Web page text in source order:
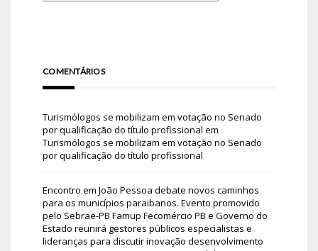
COMENTÁRIOS
Turismólogos se mobilizam em votação no Senado
por qualificação do título profissional em
Turismólogos se mobilizam em votação no Senado
por qualificação do título profissional
Encontro em João Pessoa debate novos caminhos
para os municípios paraibanos. Evento promovido
pelo Sebrae-PB Famup Fecomércio PB e Governo do
Estado reunirá gestores públicos especialistas e
lideranças para discutir inovação desenvolvimento